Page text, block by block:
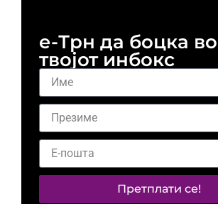
е-Трн да боцка во
твојот инбокс
Претплати се!